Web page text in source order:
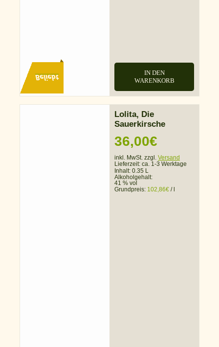
Beliebt
IN DEN
WARENKORB
Lolita, Die
Sauerkirsche
36,00€
inkl. MwSt. zzgl. Versand
Lieferzeit: ca. 1-3 Werktage
Inhalt: 0.35 L
Alkoholgehalt:
41 % vol
Grundpreis: 102,86€ /